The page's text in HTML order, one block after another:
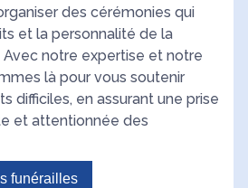
des cérémonies qui
et la personnalité de la
Avec notre expertise et notre
là pour vous soutenir
difficiles, en assurant une prise
et attentionnée des
funérailles